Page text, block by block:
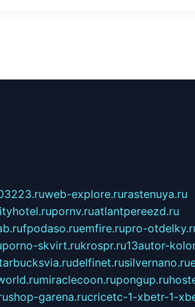
web-explore.rurastenuya.ru
pornv.ruatlantpereezd.ru
fpodaso.ruemfire.rupro-
porno-skvirt.rukrospr.ru13autor-
delfinet.rusilvernano.ru
miraclecoon.rupongup.ru
shop-garena.rucricetc-1-xbetr-1-